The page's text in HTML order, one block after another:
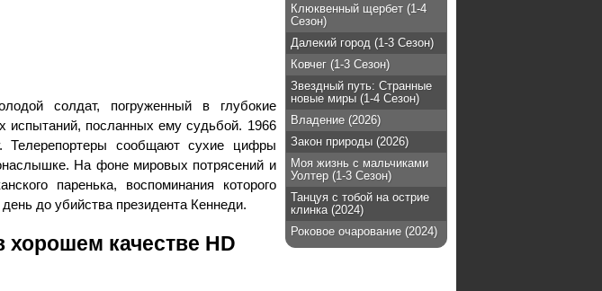
Клюквенный щербет (1-4
Сезон)
Далекий город (1-3 Сезон)
Ковчег (1-3 Сезон)
Звездный путь: Странные
новые миры (1-4 Сезон)
Владение (2026)
Закон природы (2026)
Моя жизнь с мальчиками
Уолтер (1-3 Сезон)
Танцуя с тобой на острие
клинка (2024)
Роковое очарование (2024)
солдат, погруженный в глубокие
испытаний, посланных ему судьбой. 1966
Телерепортеры сообщают сухие цифры
На фоне мировых потрясений и
паренька, воспоминания которого
до убийства президента Кеннеди.
хорошем качестве HD